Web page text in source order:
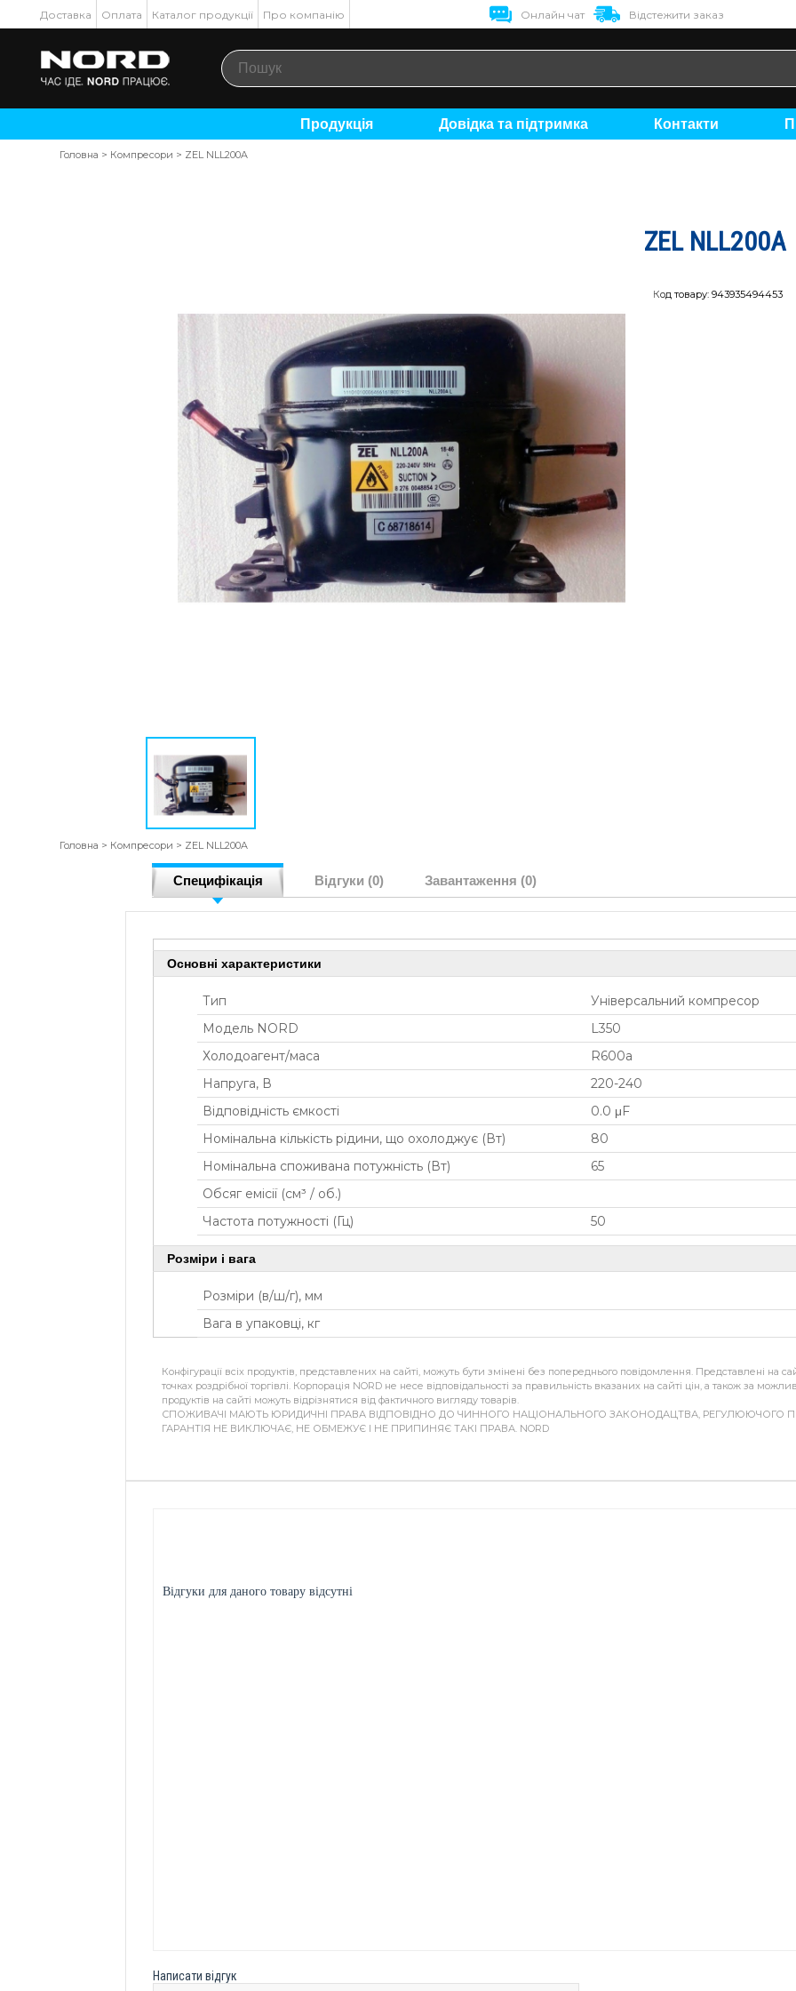
Доставка Оплата Каталог продукції Про компанію Онлайн чат Відстежити заказ
Продукція Довідка та підтримка Контакти
Головна > Компресори > ZEL NLL200A
ZEL NLL200A
Код товару: 943935494453
Головна > Компресори > ZEL NLL200A
Специфікація Відгуки (0) Завантаження (0)
Основні характеристики
Тип
Універсальний компресор
Модель NORD
L350
Холодоагент/маса
R600a
Напруга, В
220-240
Відповідність ємкості
0.0 μF
Номінальна кількість рідини, що охолоджує (Вт)
80
Номінальна споживана потужність (Вт)
65
Обсяг емісії (см³ / об.)
Частота потужності (Гц)
50
Розміри і вага
Розміри (в/ш/г), мм
Вага в упаковці, кг
Конфігурації всіх продуктів, представлених на сайті, можуть бути змінені без попереднього повідомлення. Представлені на
точках роздрібної торгівлі. Корпорація NORD не несе відповідальності за правильність вказаних на сайті цін, а також за
продуктів на сайті можуть відрізнятися від фактичного вигляду товарів.
СПОЖИВАЧІ МАЮТЬ ЮРИДИЧНІ ПРАВА ВІДПОВІДНО ДО ЧИННОГО НАЦІОНАЛЬНОГО ЗАКОНОДАЦТВА, РЕГУЛЮЮЧОГО
ГАРАНТІЯ НЕ ВИКЛЮЧАЄ, НЕ ОБМЕЖУЄ І НЕ ПРИПИНЯЄ ТАКІ ПРАВА. NORD
Відгуки для даного товару відсутні
Написати відгук